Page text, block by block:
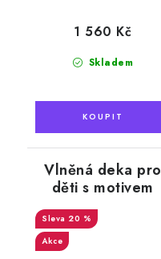
Skladem
1 560 Kč
Vlněná deka pro
děti s motivem
medvídka, modrá,
90 x 130 cm
20 %
Akce